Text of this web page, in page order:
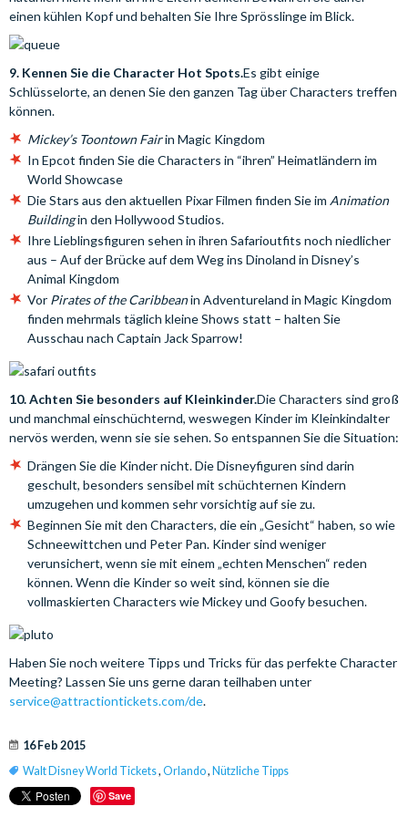
einen kühlen Kopf und behalten Sie Ihre Sprösslinge im Blick.
9. Kennen Sie die Character Hot Spots.Es gibt einige
Schlüsselorte, an denen Sie den ganzen Tag über Characters treffen
können.
Mickey’s Toontown Fairin Magic Kingdom
In Epcot finden Sie die Characters in “ihren” Heimatländern im
World Showcase
Die Stars aus den aktuellen Pixar Filmen finden Sie im Animation
Buildingin den Hollywood Studios.
Ihre Lieblingsfiguren sehen in ihren Safarioutfits noch niedlicher
aus – Auf der Brücke auf dem Weg ins Dinoland in Disney’s
Animal Kingdom
Vor Pirates of the Caribbeanin Adventureland in Magic Kingdom
finden mehrmals täglich kleine Shows statt – halten Sie
Ausschau nach Captain Jack Sparrow!
10. Achten Sie besonders auf Kleinkinder.Die Characters sind groß
und manchmal einschüchternd, weswegen Kinder im Kleinkindalter
nervös werden, wenn sie sie sehen. So entspannen Sie die Situation:
Drängen Sie die Kinder nicht. Die Disneyfiguren sind darin
geschult, besonders sensibel mit schüchternen Kindern
umzugehen und kommen sehr vorsichtig auf sie zu.
Beginnen Sie mit den Characters, die ein „Gesicht“ haben, so wie
Schneewittchen und Peter Pan. Kinder sind weniger
verunsichert, wenn sie mit einem „echten Menschen“ reden
können. Wenn die Kinder so weit sind, können sie die
vollmaskierten Characters wie Mickey und Goofy besuchen.
Haben Sie noch weitere Tipps und Tricks für das perfekte Character
Meeting? Lassen Sie uns gerne daran teilhaben unter
service@attractiontickets.com/de.
16 Feb 2015
Walt Disney World Tickets, Orlando, Nützliche Tipps
Save